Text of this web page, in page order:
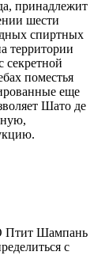
принадлежит
шести
спиртных
территории
секретной
поместья
еще
Шато де
Птит Шампань
с